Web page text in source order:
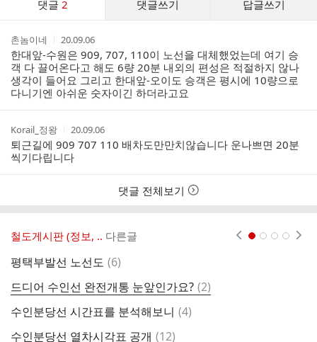
댓글 2 댓글쓰기 답글쓰기
작
성
자
촌놈이네
작
성
시
간
20.09.06
한대앞-수원은 909, 707, 110이 노선을 대체했었는데 여기 승
객 다 끌어온다고 해도 6량 20분 내외의 편성은 적절하지 않나
생각이 들어요 그리고 한대앞-오이도 승객은 평시에 10량으로
다니기엔 아쉬운 숫자이긴 하더라고요
작
성
자
Korail_정왕
작
성
시
간
20.09.06
퇴근길에 909 707 110 배차도만만치않습니다 운나쁘면 20분
씩기다립니다
댓글 전체보기
철도게시판 (정보, .. 다른글
평택부발선 노선도 댓
글
(6)
드디어 수인선 완전개통 눈앞인가요? 댓
글
(2)
수인분당선 시간표를 분석해보니 댓
글
(4)
수인분당선 열차시각표 공개 댓
(12)